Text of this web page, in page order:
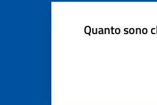
Quanto sono